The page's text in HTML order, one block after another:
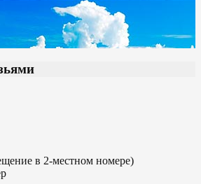
в 2-местном номере)